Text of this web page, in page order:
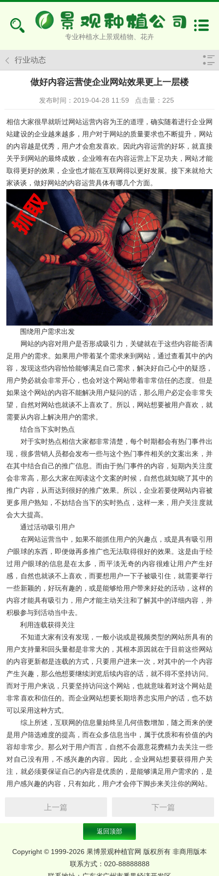
专业种植水上景观植物、花卉
行业动态
做好内容运营使企业网站效果更上一层楼
发布时间：2019-04-28 11:59 点击量： 225
相信大家很早就听过网站运营内容为王的道理，确实随着进行企业网
站建设的企业越来越多，用户对于网站的质量要求也不断提升，网站
的内容越是优秀，用户才会愈发喜欢。因此内容运营的好坏，就直接
关乎到网站的最终成败，企业唯有在内容运营上下足功夫，网站才能
取得更好的效果，企业也才能在互联网得以更好发展。接下来就给大
家谈谈，做好网站的内容运营具体有哪几个方面。
围绕用户需求出发
网站的内容对用户是否形成吸引力，关键就在于这些内容能否满
足用户的需求。如果用户带着某个需求来到网站，通过查看其中的内
容，发现这些内容恰恰能够满足自己需求，解决好自己心中的疑惑，
用户势必就会非常开心，也会对这个网站带着非常信任的态度。但是
如果这个网站的内容不能解决用户疑问的话，那么用户必定会非常失
望，自然对网站也就谈不上喜欢了。所以，网站想要被用户喜欢，就
需要从内容上解决用户的需求。
结合当下实时热点
对于实时热点相信大家都非常清楚，每个时期都会有热门事件出
现，很多营销人员都会发布一些与这个热门事件相关的文案出来，并
在其中结合自己的推广信息。而由于热门事件的内容，短期内关注度
会非常高，那么大家在阅读这个文案的时候，自然也就知晓了其中的
推广内容，从而达到很好的推广效果。所以，企业若要使网站内容被
更多用户熟知，不妨结合当下的实时热点，这样一来，用户关注度就
会大大提高。
通过活动吸引用户
在网站运营当中，如果不能抓住用户的兴趣点，或是具有吸引用
户眼球的东西，即便做再多推广也无法取得很好的效果。这是由于经
过用户眼球的信息是在太多，而平淡无奇的内容很难让用户产生好
感，自然也就谈不上喜欢，而要想用户一下子被吸引住，就需要举行
一些新颖的，好玩有趣的，或是能够给用户带来好处的活动，这样的
内容才能具有吸引力，用户才能主动关注和了解其中的详细内容，并
积极参与到活动当中去。
利用连载获得关注
不知道大家有没有发现，一般小说或是视频类型的网站所具有的
用户支持量和回头量都是非常大的，其根本原因就在于目前这些网站
的内容更新都是连载的方式，只要用户进来一次，对其中的一个内容
产生兴趣，那么他想要继续浏览后续内容的话，就不得不坚持访问。
而对于用户来说，只要坚持访问这个网站，也就意味着对这个网站是
非常喜欢和信任的。而企业网站想要长期培养忠实用户的话，也不妨
可以采用这种方式。
综上所述，互联网的信息量始终呈几何倍数增加，随之而来的便
是用户筛选难度的提高，而在众多信息当中，属于优质和有价值的内
容却非常少。那么对于用户而言，自然不会愿意花费精力去关注一些
对自己没有用，不感兴趣的内容。因此，企业网站想要获得用户关
注，就必须要保证自己的内容是优质的，是能够满足用户需求的，是
用户感兴趣的内容，只有如此，用户才会停下脚步来关注你的网站。
上一篇 下一篇
返回顶部
Copyright © 1999-2026 果博景观种植官网 版权所有 非商用版本
联系方式：020-88888888